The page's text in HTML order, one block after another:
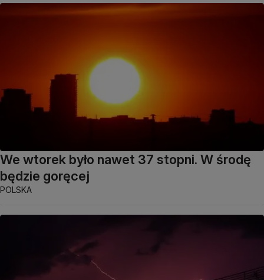
We wtorek było nawet 37 stopni. W środę
będzie goręcej
POLSKA